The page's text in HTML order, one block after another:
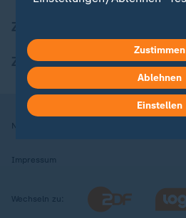
ZDFheute Apps
Nutzungsbedingungen
Impressum
Wechseln zu:
kannst du jederzeit mit
in deinen Einstellungen
Hier findest du das
Weitere Informationen
Zustimmen
Ablehnen
Einstellen